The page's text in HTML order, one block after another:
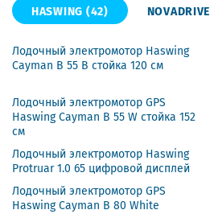
HASWING (42) NOVADRIVE
Лодочный электромотор Haswing
Cayman B 55 B стойка 120 см
Лодочный электромотор GPS
Haswing Cayman B 55 W стойка 152
см
Лодочный электромотор Haswing
Protruar 1.0 65 цифровой дисплей
Лодочный электромотор GPS
Haswing Cayman B 80 White